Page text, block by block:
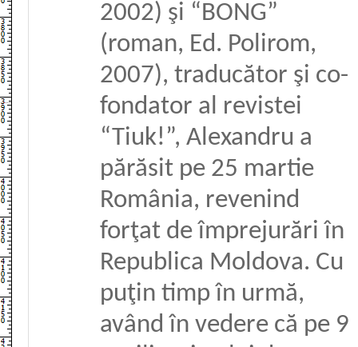
2002) şi “BONG”
(roman, Ed. Polirom,
2007), traducător şi co-
fondator al revistei
“Tiuk!”, Alexandru a
părăsit pe 25 martie
România, revenind
forţat de împrejurări în
Republica Moldova. Cu
puţin timp în urmă,
având în vedere că pe 9